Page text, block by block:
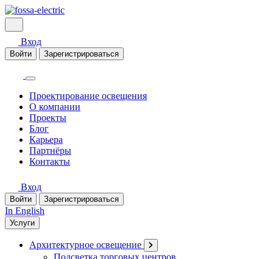
Вход
Войти Зарегистрироваться
Проектирование освещения
О компании
Проекты
Блог
Карьера
Партнёры
Контакты
Вход
Войти Зарегистрироваться
In English
Услуги
Архитектурное освещение
Подсветка торговых центров